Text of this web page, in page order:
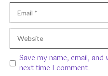
Email
Website
Save my name, email,
next time I comment.